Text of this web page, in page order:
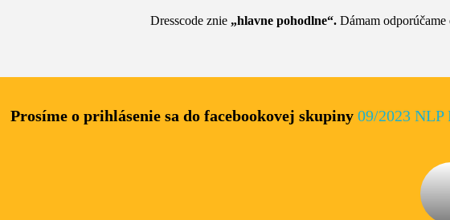
Dresscode znie „hlavne pohodlne“. Dámam
Prosíme o prihlásenie sa do facebookovej skupiny 09/2023 NLP